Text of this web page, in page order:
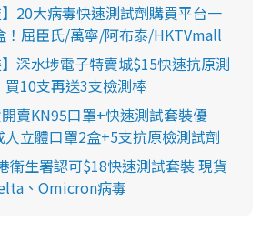
】20大病毒快速測試劑購買平台一
！屈臣氏/萬寧/阿布泰/HKTVmall
】深水埗電子特賣城$15快速抗原測
10支再送3支檢測棒
賣KN95口罩+快速測試套裝優
立體口罩2盒+5支抗原檢測試劑
衛生署認可$18快速測試套裝 現貨
、Omicron病毒